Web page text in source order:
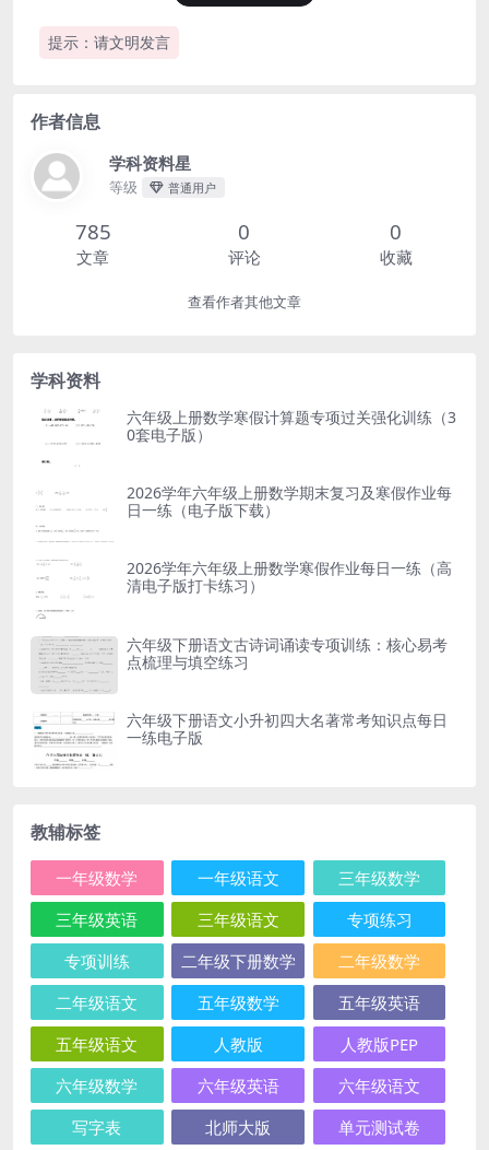
提示：请文明发言
作者信息
学科资料星
等级 普通用户
785
文章
0
评论
0
收藏
查看作者其他文章
学科资料
六年级上册数学寒假计算题专项过关强化训练（3
0套电子版）
2026学年六年级上册数学期末复习及寒假作业每
日一练（电子版下载）
2026学年六年级上册数学寒假作业每日一练（高
清电子版打卡练习）
六年级下册语文古诗词诵读专项训练：核心易考
点梳理与填空练习
六年级下册语文小升初四大名著常考知识点每日
一练电子版
教辅标签
一年级数学 一年级语文
三年级数学
三年级英语
三年级语文
专项练习
专项训练
二年级下册数学
二年级数学
二年级语文
五年级数学
五年级英语
五年级语文
人教版
人教版PEP
六年级数学
六年级英语
六年级语文
写字表
北师大版 单元测试卷